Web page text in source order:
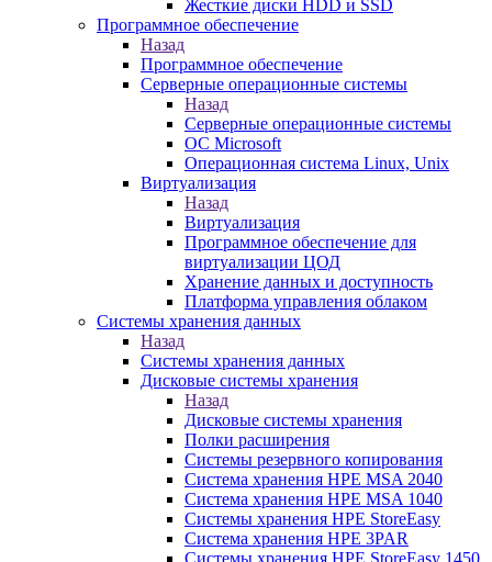
Жесткие диски HDD и SSD
Программное обеспечение
Назад
Программное обеспечение
Серверные операционные системы
Назад
Серверные операционные системы
ОС Microsoft
Операционная система Linux, Unix
Виртуализация
Назад
Виртуализация
Программное обеспечение для
виртуализации ЦОД
Хранение данных и доступность
Платформа управления облаком
Системы хранения данных
Назад
Системы хранения данных
Дисковые системы хранения
Назад
Дисковые системы хранения
Полки расширения
Системы резервного копирования
Система хранения HPE MSA 2040
Система хранения HPE MSA 1040
Системы хранения HPE StoreEasy
Система хранения HPE 3PAR
Системы хранения HPE StoreEasy 1450